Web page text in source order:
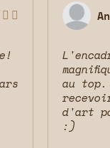
 
au top.
d'art
:)